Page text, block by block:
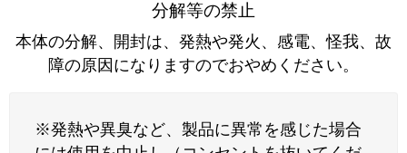
分解等の禁止
本体の分解、開封は、発熱や発火、感電、怪我、故
障の原因になりますのでおやめください。
※発熱や異臭など、製品に異常を感じた場合